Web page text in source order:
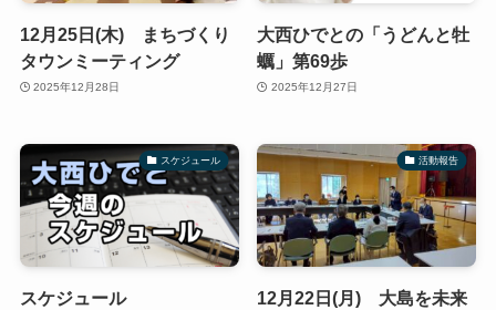
12月25日(木) まちづくり
タウンミーティング
2025年12月28日
大西ひでとの「うどんと牡
蠣」第69歩
2025年12月27日
スケジュール
スケジュール
活動報告
12月22日(月) 大島を未来